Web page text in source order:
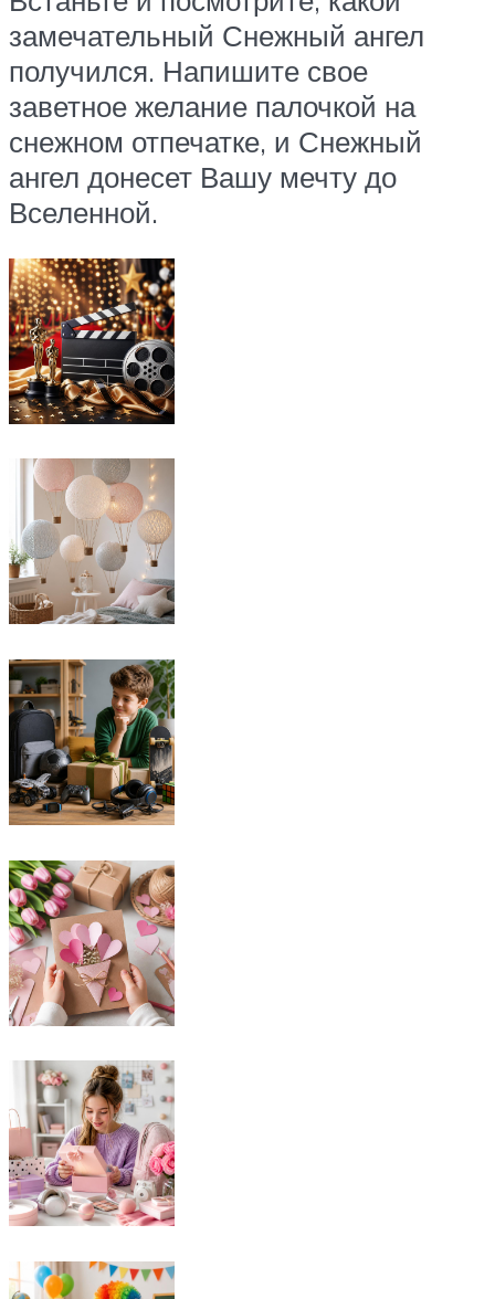
замечательный Снежный ангел
получился. Напишите свое
заветное желание палочкой на
снежном отпечатке, и Снежный
ангел донесет Вашу мечту до
Вселенной.